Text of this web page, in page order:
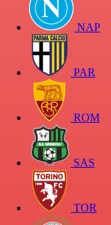
NAP
PAR
ROM
SAS
TOR